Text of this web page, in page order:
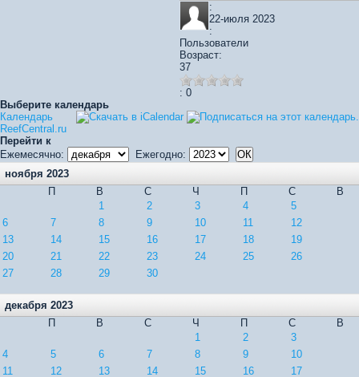
:
22-июля 2023
:
Пользователи
Возраст:
37
: 0
Выберите календарь
Календарь
ReefCentral.ru
Перейти к
Ежемесячно:
Ежегодно:
ноября 2023
П
В С Ч П С
В
1
2 3 4
5
6
7 8 9 10 11
12
13
14 15 16 17 18
19
20
21 22 23 24 25
26
27
28 29 30
декабря 2023
П
В С Ч П С
В
1
2
3
4
5 6 7 8 9
10
11
12 13 14 15 16 17